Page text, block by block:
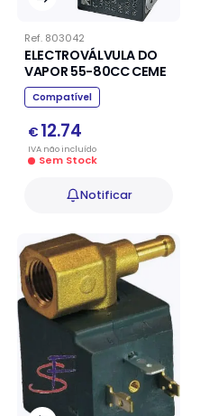
Ref. 803042
ELECTROVÁLVULA DO
VAPOR 55-80CC CEME
Compatível
€ 12.74
IVA nãoincluído
Sem Stock
Notificar